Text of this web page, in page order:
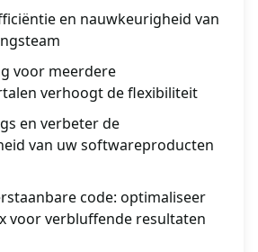
en nauwkeurigheid van
voor meerdere
verhoogt de flexibiliteit
en verbeter de
van uw softwareproducten
code: optimaliseer
voor verbluffende resultaten